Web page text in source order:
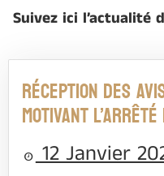
Suivez ici l’actualité
RÉCEPTION DES
MOTIVANT
12 Janvier